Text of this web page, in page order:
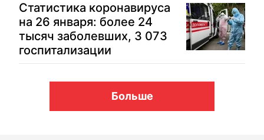
Статистика коронавируса
на 26 января: более 24
тысяч заболевших, 3 073
госпитализации
Больше